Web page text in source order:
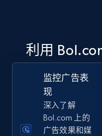
TikTok Shop -
URL, Title, Available,
price, Final price,
5.4K+
利用
监控广告表
现
深入了解
Bol.com 上的
广告效果和媒